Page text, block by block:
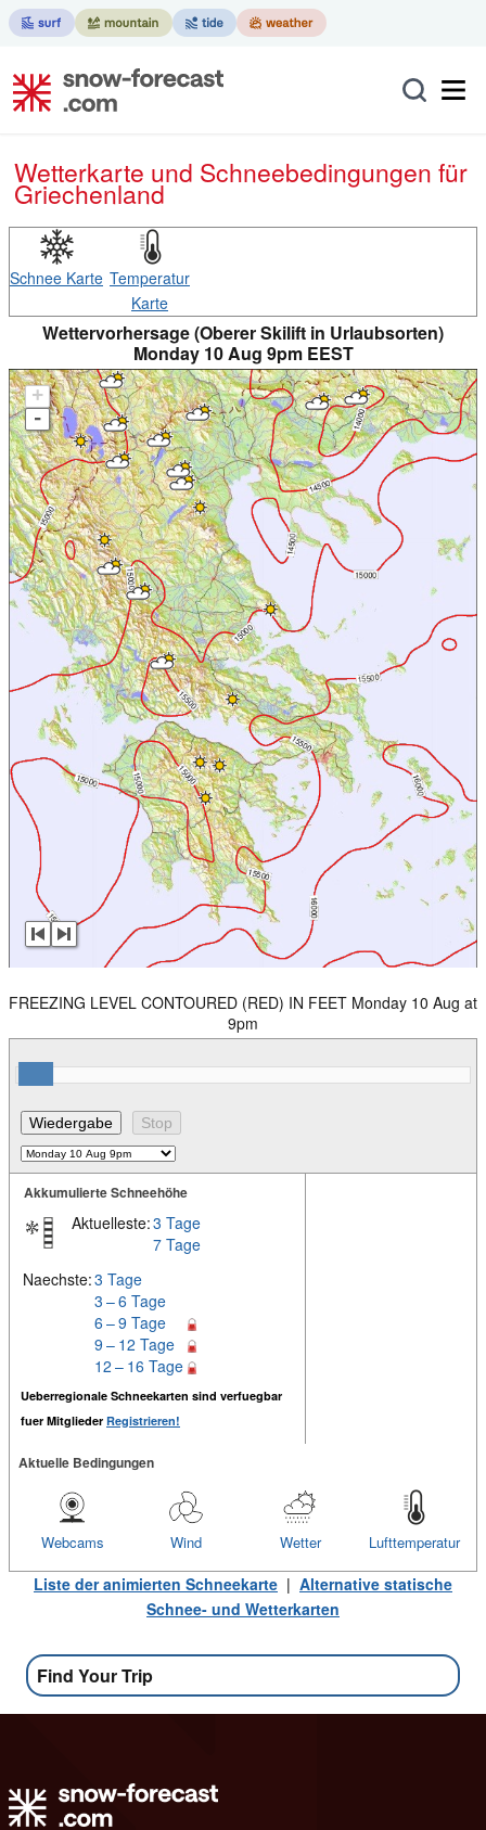
Wetterkarte und Schneebedingungen für
Griechenland
Schnee Karte Temperatur
Karte
Wettervorhersage (Oberer Skilift in Urlaubsorten)
Monday 10 Aug 9pm EEST
+
-
FREEZING LEVEL CONTOURED (RED) IN FEET Monday 10 Aug at
9pm
Akkumulierte Schneehöhe
Aktuelleste:3 Tage
7 Tage
Naechste:3 Tage
3 – 6 Tage
6 – 9 Tage
9 – 12 Tage
12 – 16 Tage
Ueberregionale Schneekarten sind verfuegbar
fuer Mitglieder Registrieren!
Aktuelle Bedingungen
Lufttemperatur
Wetter
Wind
Webcams
Liste der animierten Schneekarte | Alternative statische
Schnee- und Wetterkarten
Find Your Trip